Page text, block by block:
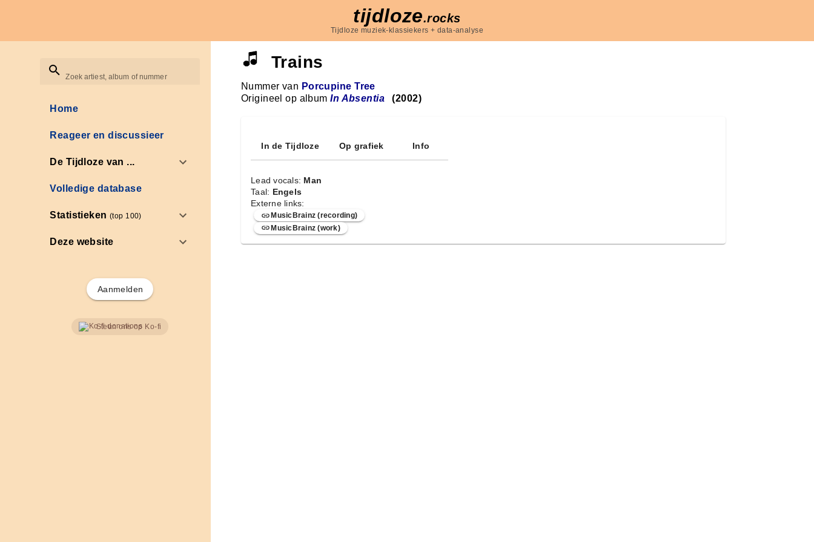
tijdloze.rocks
Tijdloze muziek-klassiekers + data-analyse
Zoek artiest, album of nummer
Home
Reageer en discussieer
De Tijdloze van ...
Volledige database
Statistieken(top 100)
Deze website
Aanmelden
Steun ons op Ko-fi
Trains
Nummer van Porcupine Tree
Origineel op albumIn Absentia (2002)
In de Tijdloze Op grafiek Info
Lead vocals: Man
Taal: Engels
Externe links:
MusicBrainz (recording)
MusicBrainz (work)